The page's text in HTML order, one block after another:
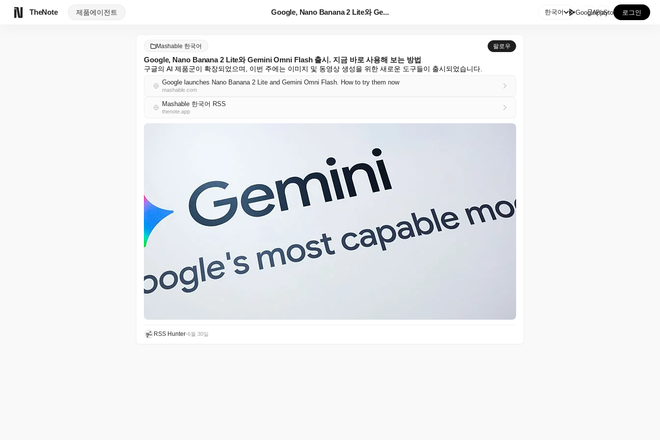
TheNote 제품에이전트 Google, Nano Banana 2 Lite와 Ge... 한국어 GooglePlay
AppStore 로그인
Mashable 한국어 팔로우
Google, Nano Banana 2 Lite와 Gemini Omni Flash 출시. 지금 바로 사용해 보는 방법
구글의 AI 제품군이 확장되었으며, 이번 주에는 이미지 및 동영상 생성을 위한 새로운 도구들이 출시되었습니다.
Google launches Nano Banana 2 Lite and Gemini Omni Flash. How to try them now
mashable.com
Mashable 한국어 RSS
thenote.app
RSS Hunter•6월 30일